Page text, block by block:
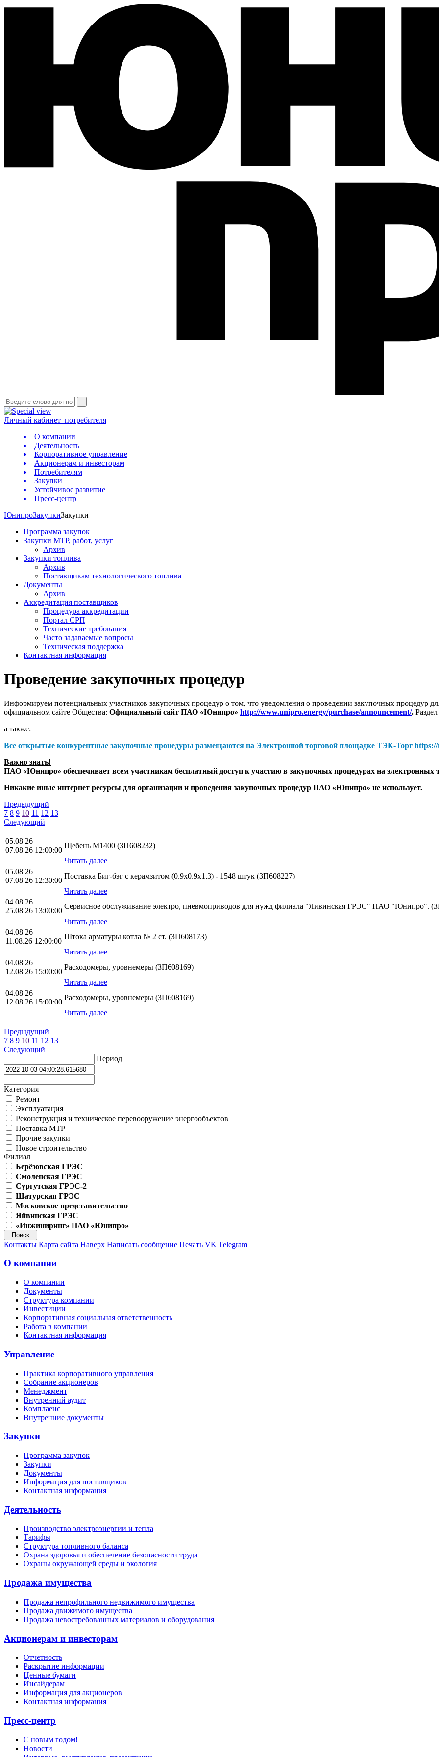
Личный кабинет потребителя
О компании
Деятельность
Корпоративное управление
Акционерам и инвесторам
Потребителям
Закупки
Устойчивое развитие
Пресс-центр
ЮнипроЗакупкиЗакупки
Программа закупок
Закупки МТР, работ, услуг
Архив
Закупки топлива
Архив
Поставщикам технологического топлива
Документы
Архив
Аккредитация поставщиков
Процедура аккредитации
Портал СРП
Технические требования
Часто задаваемые вопросы
Техническая поддержка
Контактная информация
Проведение закупочных процедур
Информируем потенциальных участников закупочных процедур о том, что уведомления о проведении закупочных
официальном сайте Общества: Официальный сайт ПАО «Юнипро» http://www.unipro.energy/purchase/announcement/.
а также:
Все открытые конкурентные закупочные процедуры размещаются на Электронной торговой площадке ТЭК-Торг
Важно знать!
ПАО «Юнипро» обеспечивает всем участникам бесплатный доступ к участию в закупочных процедурах на электронных
Никакие иные интернет ресурсы для организации и проведения закупочных процедур ПАО «Юнипро» не использует.
Предыдущий
7 8 9 10 11 12 13
Следующий
05.08.26
07.08.26 12:00:00
Щебень М1400 (ЗП608232)
Читать далее
05.08.26
07.08.26 12:30:00
Поставка Биг-бэг с керамзитом (0,9х0,9х1,3) - 1548 штук (ЗП608227)
Читать далее
04.08.26
25.08.26 13:00:00
Сервисное обслуживание электро, пневмоприводов для нужд филиала "Яйвинская ГРЭС" ПАО "Юнипро".
Читать далее
04.08.26
11.08.26 12:00:00
Штока арматуры котла № 2 ст. (ЗП608173)
Читать далее
04.08.26
12.08.26 15:00:00
Расходомеры, уровнемеры (ЗП608169)
Читать далее
04.08.26
12.08.26 15:00:00
Расходомеры, уровнемеры (ЗП608169)
Читать далее
Предыдущий
7 8 9 10 11 12 13
Следующий
Период
Категория
Ремонт
Эксплуатация
Реконструкция и техническое перевооружение энергообъектов
Поставка МТР
Прочие закупки
Новое строительство
Филиал
Берёзовская ГРЭС
Смоленская ГРЭС
Сургутская ГРЭС-2
Шатурская ГРЭС
Московское представительство
Яйвинская ГРЭС
«Инжиниринг» ПАО «Юнипро»
Контакты Карта сайта Наверх Написать сообщение Печать VK Telegram
О компании
О компании
Документы
Структура компании
Инвестиции
Корпоративная социальная ответственность
Работа в компании
Контактная информация
Управление
Практика корпоративного управления
Собрание акционеров
Менеджмент
Внутренний аудит
Комплаенс
Внутренние документы
Закупки
Программа закупок
Закупки
Документы
Информация для поставщиков
Контактная информация
Деятельность
Производство электроэнергии и тепла
Тарифы
Структура топливного баланса
Охрана здоровья и обеспечение безопасности труда
Охраны окружающей среды и экология
Продажа имущества
Продажа непрофильного недвижимого имущества
Продажа движимого имущества
Продажа невостребованных материалов и оборудования
Акционерам и инвесторам
Отчетность
Раскрытие информации
Ценные бумаги
Инсайдерам
Информация для акционеров
Контактная информация
Пресс-центр
С новым годом!
Новости